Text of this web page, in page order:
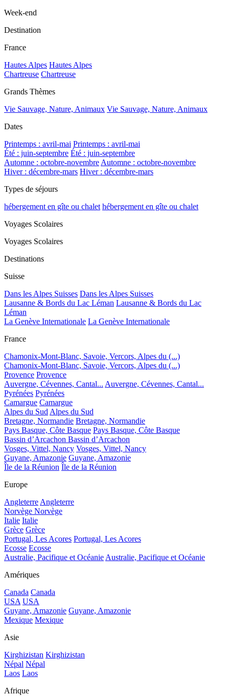
Week-end
Destination
France
Hautes Alpes Hautes Alpes
Chartreuse Chartreuse
Grands Thèmes
Vie Sauvage, Nature, Animaux Vie Sauvage, Nature, Animaux
Dates
Printemps : avril-mai Printemps : avril-mai
Été : juin-septembre Été : juin-septembre
Automne : octobre-novembre Automne : octobre-novembre
Hiver : décembre-mars Hiver : décembre-mars
Types de séjours
hébergement en gîte ou chalet hébergement en gîte ou chalet
Voyages Scolaires
Voyages Scolaires
Destinations
Suisse
Dans les Alpes Suisses Dans les Alpes Suisses
Lausanne & Bords du Lac Léman Lausanne & Bords du Lac
Léman
La Genève Internationale La Genève Internationale
France
Chamonix-Mont-Blanc, Savoie, Vercors, Alpes du (...)
Chamonix-Mont-Blanc, Savoie, Vercors, Alpes du (...)
Provence Provence
Auvergne, Cévennes, Cantal... Auvergne, Cévennes, Cantal...
Pyrénées Pyrénées
Camargue Camargue
Alpes du Sud Alpes du Sud
Bretagne, Normandie Bretagne, Normandie
Pays Basque, Côte Basque Pays Basque, Côte Basque
Bassin d’Arcachon Bassin d’Arcachon
Vosges, Vittel, Nancy Vosges, Vittel, Nancy
Guyane, Amazonie Guyane, Amazonie
Île de la Réunion Île de la Réunion
Europe
Angleterre Angleterre
Norvège Norvège
Italie Italie
Grèce Grèce
Portugal, Les Acores Portugal, Les Acores
Ecosse Ecosse
Australie, Pacifique et Océanie Australie, Pacifique et Océanie
Amériques
Canada Canada
USA USA
Guyane, Amazonie Guyane, Amazonie
Mexique Mexique
Asie
Kirghizistan Kirghizistan
Népal Népal
Laos Laos
Afrique